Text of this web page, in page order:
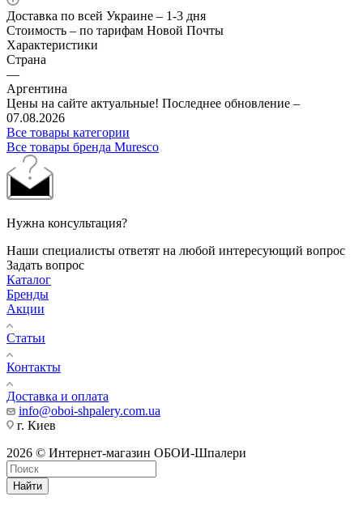
Доставка по всей Украине – 1-3 дня
Стоимость – по тарифам Новой Почты
Характеристики
Страна
—
Аргентина
Цены на сайте актуальные! Последнее обновление –
07.08.2026
Все товары категории
Все товары бренда Muresco
Нужна консультация?
Наши специалисты ответят на любой интересующий вопрос
Задать вопрос
Каталог
Бренды
Акции
Статьи
Контакты
Доставка и оплата
info@oboi-shpalery.com.ua
г. Киев
2026 © Интернет-магазин ОБОИ-Шпалери
Найти